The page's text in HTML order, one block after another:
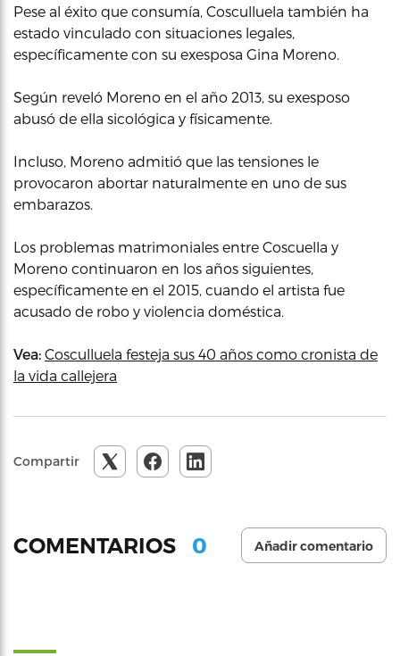
Pese al éxito que consumía, Cosculluela también ha
estado vinculado con situaciones legales,
específicamente con su exesposa Gina Moreno.
Según reveló Moreno en el año 2013, su exesposo
abusó de ella sicológica y físicamente.
Incluso, Moreno admitió que las tensiones le
provocaron abortar naturalmente en uno de sus
embarazos.
Los problemas matrimoniales entre Coscuella y
Moreno continuaron en los años siguientes,
específicamente en el 2015, cuando el artista fue
acusado de robo y violencia doméstica.
Vea: Cosculluela festeja sus 40 años como cronista de
la vida callejera
Compartir
COMENTARIOS 0 Añadir comentario